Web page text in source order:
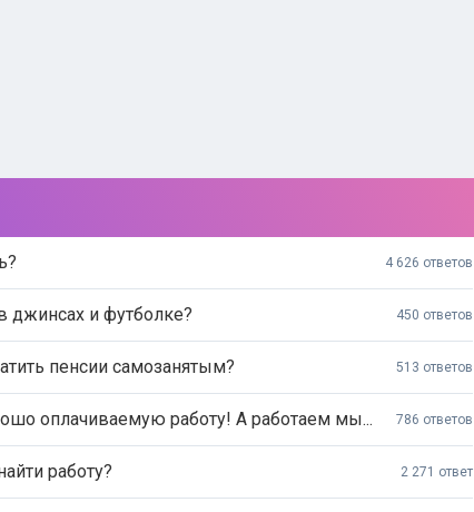
4 626 ответов
джинсах и футболке? 450 ответов
пенсии самозанятым? 513 ответов
оплачиваемую работу! А работаем мы... 786 ответов
работу? 2 271 ответ